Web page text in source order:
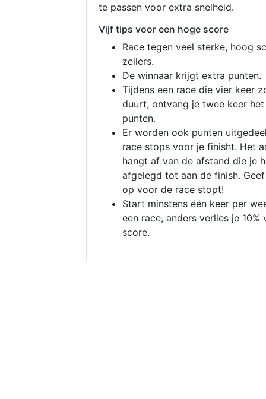
te passen voor extra snelheid.
Vijf tips voor een hoge score
Race tegen veel sterke, hoog
zeilers.
De winnaar krijgt extra punten.
Tijdens een race die vier keer
duurt, ontvang je twee keer
punten.
Er worden ook punten
race stops voor je finisht. Het
hangt af van de afstand die je
afgelegd tot aan de finish.
op voor de race stopt!
Start minstens één keer per
een race, anders verlies je 10%
score.